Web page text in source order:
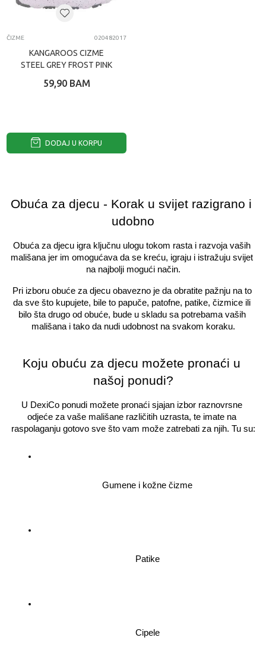
ČIZME 020482017
KANGAROOS CIZME
STEEL GREY FROST PINK
59,90 BAM
DODAJ U KORPU
Obuća za djecu - Korak u svijet razigrano i
udobno
Obuća za djecu igra ključnu ulogu tokom rasta i razvoja vaših
mališana jer im omogućava da se kreću, igraju i istražuju svijet
na najbolji mogući način.
Pri izboru obuće za djecu obavezno je da obratite pažnju na to
da sve što kupujete, bile to papuče, patofne, patike, čizmice ili
bilo šta drugo od obuće, bude u skladu sa potrebama vaših
mališana i tako da nudi udobnost na svakom koraku.
Koju obuću za djecu možete pronaći u
našoj ponudi?
U DexiCo ponudi možete pronaći sjajan izbor raznovrsne
odjeće za vaše mališane različitih uzrasta, te imate na
raspolaganju gotovo sve što vam može zatrebati za njih. Tu su:
Gumene i kožne čizme
Patike
Cipele